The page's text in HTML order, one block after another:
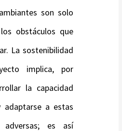
son solo
obstáculos que
La sostenibilidad
implica, por
la capacidad
a estas
adversas; es así